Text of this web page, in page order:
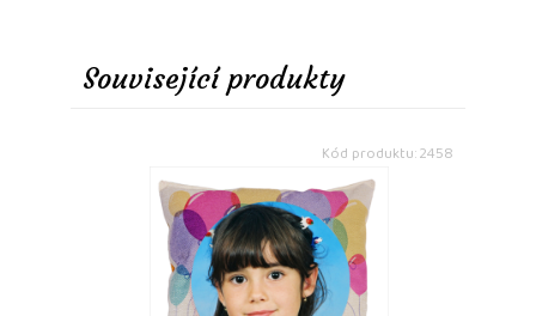
Související produkty
Kód produktu: 2458